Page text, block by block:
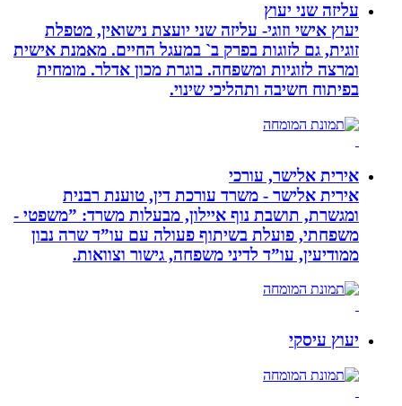
עליזה שני יעוץ
יעוץ אישי וזוגי- עליזה שני יועצת נישואין, מטפלת
זוגית, גם לזוגות בפרק ב` במעגל החיים. מאמנת אישית
ומרצה לזוגיות ומשפחה. בוגרת מכון אדלר. מומחית
בפיתוח חשיבה ותהליכי שינוי.
אירית אלישר, עורכי
אירית אלישר - משרד עורכת דין, טוענת רבנית
ומגשרת, תושבת נוף איילון, מבעלות משרד: ”משפטי -
משפחתי, פועלת בשיתוף פעולה עם עו”ד שרה נבון
ממודיעין, עו”ד לדיני משפחה, גישור וצוואות.
יעוץ עיסקי